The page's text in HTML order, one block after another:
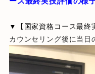
▼【国家資格コース最終
カウンセリング後に当